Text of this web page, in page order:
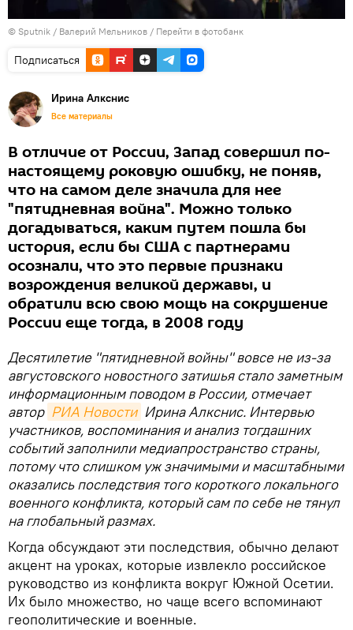
© Sputnik / Валерий Мельников / Перейти в фотобанк
Подписаться
Ирина Алкснис
Все материалы
В отличие от России, Запад совершил по-
настоящему роковую ошибку, не поняв,
что на самом деле значила для нее
"пятидневная война". Можно только
догадываться, каким путем пошла бы
история, если бы США с партнерами
осознали, что это первые признаки
возрождения великой державы, и
обратили всю свою мощь на сокрушение
России еще тогда, в 2008 году
Десятилетие "пятидневной войны" вовсе не из-за
августовского новостного затишья стало заметным
информационным поводом в России, отмечает
автор РИА Новости Ирина Алкснис. Интервью
участников, воспоминания и анализ тогдашних
событий заполнили медиапространство страны,
потому что слишком уж значимыми и масштабными
оказались последствия того короткого локального
военного конфликта, который сам по себе не тянул
на глобальный размах.
Когда обсуждают эти последствия, обычно делают
акцент на уроках, которые извлекло российское
руководство из конфликта вокруг Южной Осетии.
Их было множество, но чаще всего вспоминают
геополитические и военные.